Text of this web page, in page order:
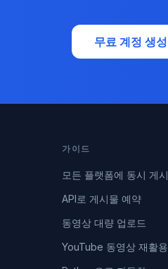
무료 계정 생성
가이드
모든 플랫폼에 동시 게시
API로 게시물 예약
동영상 대량 업로드
YouTube 동영상 재활용